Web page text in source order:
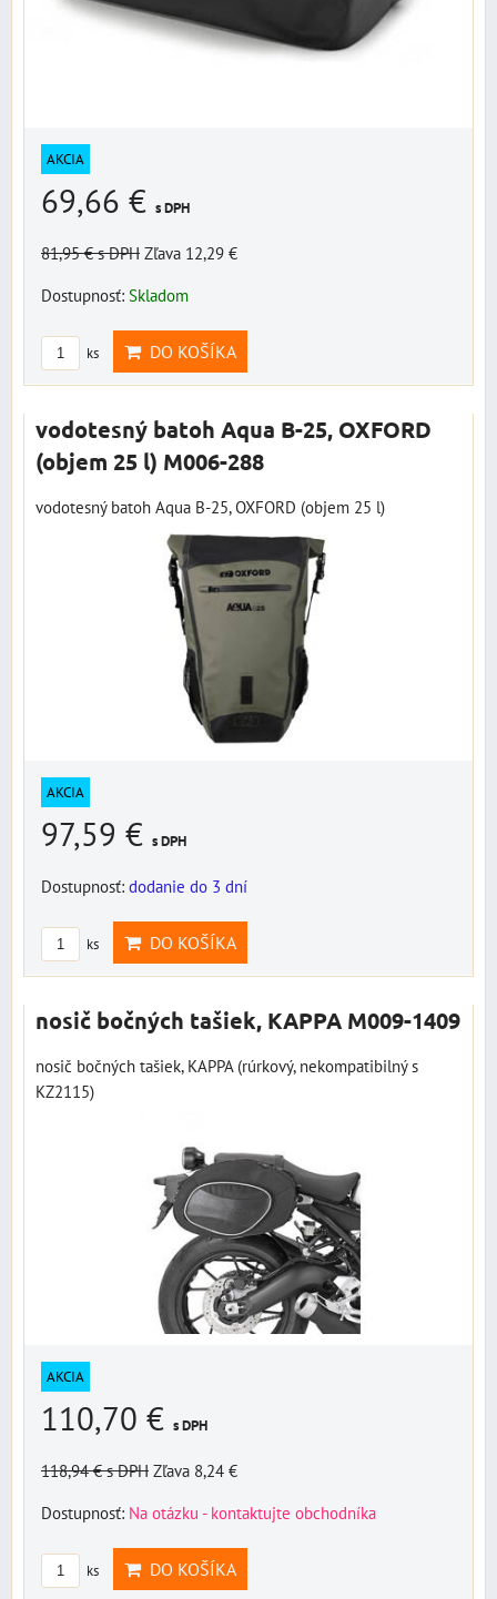
AKCIA
69,66 € s DPH
81,95 €s DPH Zľava 12,29 €
Dostupnosť: Skladom
ks DO KOŠÍKA
vodotesný batoh Aqua B-25, OXFORD
(objem 25 l) M006-288
vodotesný batoh Aqua B-25, OXFORD (objem 25 l)
AKCIA
97,59 € s DPH
Dostupnosť: dodanie do 3 dní
ks DO KOŠÍKA
nosič bočných tašiek, KAPPA M009-1409
nosič bočných tašiek, KAPPA (rúrkový, nekompatibilný s
KZ2115)
AKCIA
110,70 € s DPH
118,94 €s DPH Zľava 8,24 €
Dostupnosť: Na otázku - kontaktujte obchodníka
ks DO KOŠÍKA